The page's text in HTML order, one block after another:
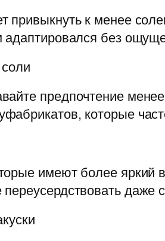
привыкнуть к менее
без
предпочтение
которые
имеют более яркий
даже